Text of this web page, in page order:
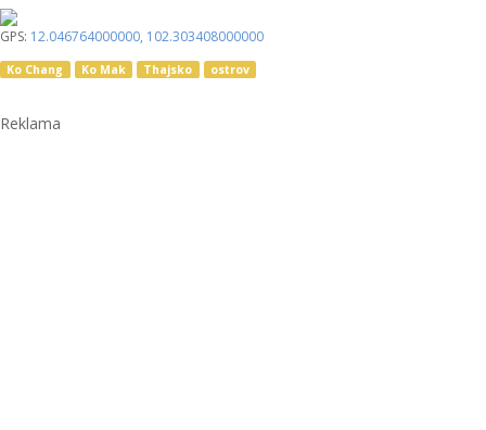
GPS: 12.046764000000, 102.303408000000
Ko Chang Ko Mak Thajsko ostrov
Reklama